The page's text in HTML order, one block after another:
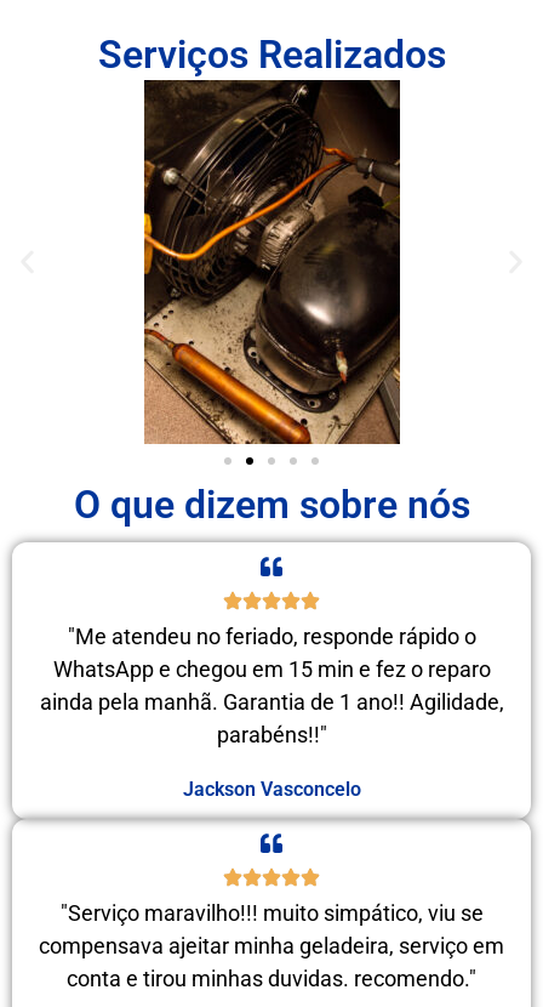
Serviços Realizados
O que dizem sobre nós
"Me atendeu no feriado, responde rápido o
WhatsApp e chegou em 15 min e fez o reparo
ainda pela manhã. Garantia de 1 ano!! Agilidade,
parabéns!!"
Jackson Vasconcelo
"Serviço maravilho!!! muito simpático, viu se
compensava ajeitar minha geladeira, serviço em
conta e tirou minhas duvidas. recomendo."